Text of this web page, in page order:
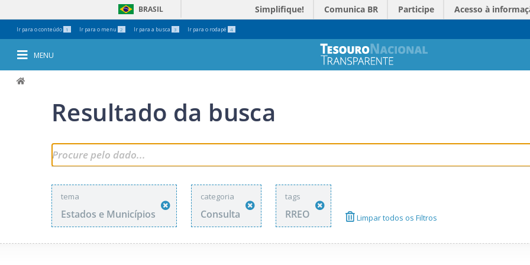
Ir para o conteúdo 1 Ir para o menu 2 Ir para a busca 3 Ir para o rodapé 4
BRASIL Simplifique! Comunica BR Participe Acesso à
MENU
Resultado da busca
tema
Estados e Municípios
categoria
Consulta
tags
RREO Limpar todos os Filtros